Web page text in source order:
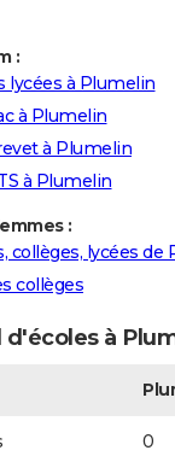
:
lycées à Plumelin
à Plumelin
à Plumelin
à Plumelin
:
collèges, lycées de
collèges
à
0